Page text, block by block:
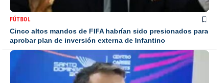
FÚTBOL
Cinco altos mandos de FIFA habrían sido presionados para
aprobar plan de inversión externa de Infantino